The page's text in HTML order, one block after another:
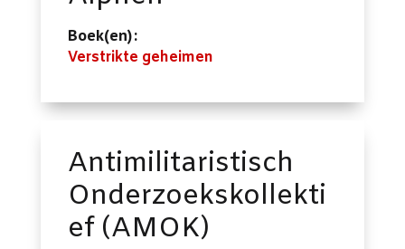
Boek(en):
Verstrikte geheimen
Antimilitaristisch
Onderzoekskollekti
ef (AMOK)